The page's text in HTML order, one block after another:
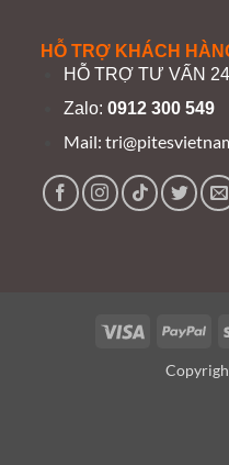
HỖ TRỢ KHÁCH
HỖ TRỢ TƯ VẤN
Zalo:0912 300 549
Mail:
Visa